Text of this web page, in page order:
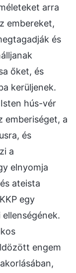
arra
embereket,
és
őket, és
kerüljenek.
hús-vér
emberiséget, a
és
a
elnyomja
ateista
egy
engem